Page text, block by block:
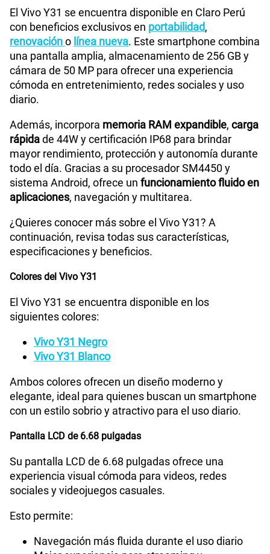
El Vivo Y31 se encuentra disponible en Claro Perú
con beneficios exclusivos en portabilidad,
renovacióno línea nueva. Este smartphone combina
una pantalla amplia, almacenamiento de 256 GB y
cámara de 50 MP para ofrecer una experiencia
cómoda en entretenimiento, redes sociales y uso
diario.
Además, incorpora memoria RAM expandible, carga
rápidade 44W y certificación IP68 para brindar
mayor rendimiento, protección y autonomía durante
todo el día. Gracias a su procesador SM4450 y
sistema Android, ofrece un funcionamiento fluido en
aplicaciones, navegación y multitarea.
¿Quieres conocer más sobre el Vivo Y31? A
continuación, revisa todas sus características,
especificaciones y beneficios.
Colores del Vivo Y31
El Vivo Y31 se encuentra disponible en los
siguientes colores:
Vivo Y31 Negro
Vivo Y31 Blanco
Ambos colores ofrecen un diseño moderno y
elegante, ideal para quienes buscan un smartphone
con un estilo sobrio y atractivo para el uso diario.
Pantalla LCD de 6.68 pulgadas
Su pantalla LCD de 6.68 pulgadas ofrece una
experiencia visual cómoda para videos, redes
sociales y videojuegos casuales.
Esto permite:
Navegación más fluida durante el uso diario